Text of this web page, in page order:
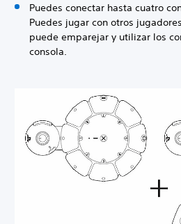
Puedes conectar hasta cuatro
Puedes jugar con otros
puede emparejar y utilizar los
consola.